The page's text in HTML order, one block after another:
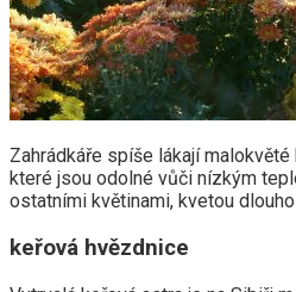
Zahrádkáře spíše lákají
které jsou odolné vůči nízkým
ostatními květinami, kvetou dlouho
keřová hvězdnice